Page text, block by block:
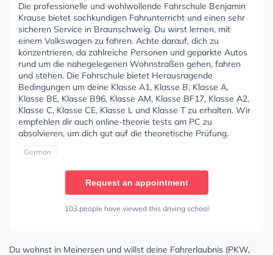
Die professionelle und wohlwollende Fahrschule Benjamin
Krause bietet sachkundigen Fahrunterricht und einen sehr
sicheren Service in Braunschweig. Du wirst lernen, mit
einem Volkswagen zu fahren. Achte darauf, dich zu
konzentrieren, da zahlreiche Personen und geparkte Autos
rund um die nahegelegenen Wohnstraßen gehen, fahren
und stehen. Die Fahrschule bietet Herausragende
Bedingungen um deine Klasse A1, Klasse B, Klasse A,
Klasse BE, Klasse B96, Klasse AM, Klasse BF17, Klasse A2,
Klasse C, Klasse CE, Klasse L und Klasse T zu erhalten. Wir
empfehlen dir auch online-theorie tests am PC zu
absolvieren, um dich gut auf die theoretische Prüfung.
German
Request an appointment
103 people have viewed this driving school
Du wohnst in Meinersen und willst deine Fahrerlaubnis (PKW,